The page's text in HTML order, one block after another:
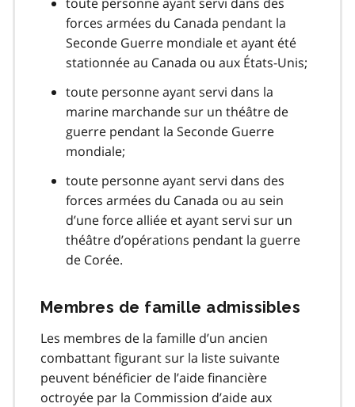
forces armées du Canada pendant la
Seconde Guerre mondiale et ayant été
stationnée au Canada ou aux États-Unis;
toute personne ayant servi dans la
marine marchande sur un théâtre de
guerre pendant la Seconde Guerre
mondiale;
toute personne ayant servi dans des
forces armées du Canada ou au sein
d’une force alliée et ayant servi sur un
théâtre d’opérations pendant la guerre
de Corée.
Membres de famille admissibles
Les membres de la famille d’un ancien
combattant figurant sur la liste suivante
peuvent bénéficier de l’aide financière
octroyée par la Commission d’aide aux